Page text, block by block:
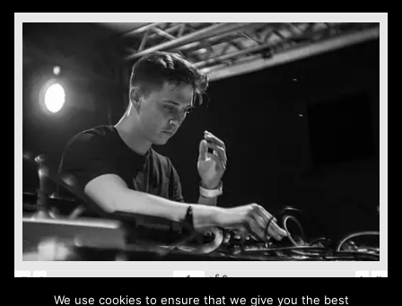
« ‹ of9 › »
We use cookies to ensure that we give you the best